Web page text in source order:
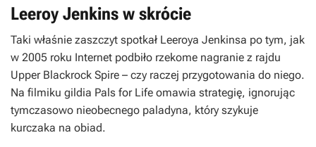
Leeroy Jenkins w skrócie
Taki właśnie zaszczyt spotkał Leeroya Jenkinsa po tym, jak
w 2005 roku Internet podbiło rzekome nagranie z rajdu
Upper Blackrock Spire – czy raczej przygotowania do niego.
Na filmiku gildia Pals for Life omawia strategię, ignorując
tymczasowo nieobecnego paladyna, który szykuje
kurczaka na obiad.